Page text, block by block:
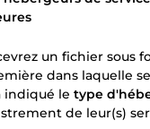
un fichier sous
dans laquelle
indiqué le type
de leur(s)